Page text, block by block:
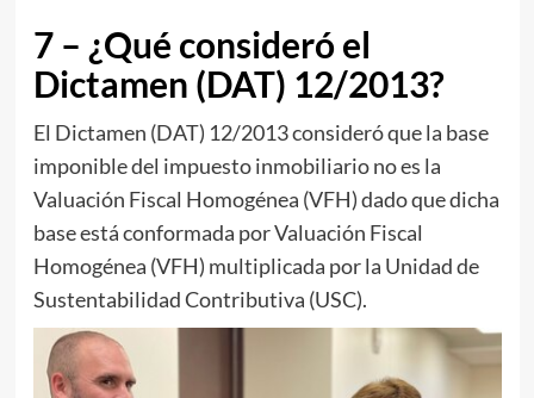
7 – ¿Qué consideró el
Dictamen (DAT) 12/2013?
El Dictamen (DAT) 12/2013 consideró que la base
imponible del impuesto inmobiliario no es la
Valuación Fiscal Homogénea (VFH) dado que dicha
base está conformada por Valuación Fiscal
Homogénea (VFH) multiplicada por la Unidad de
Sustentabilidad Contributiva (USC).